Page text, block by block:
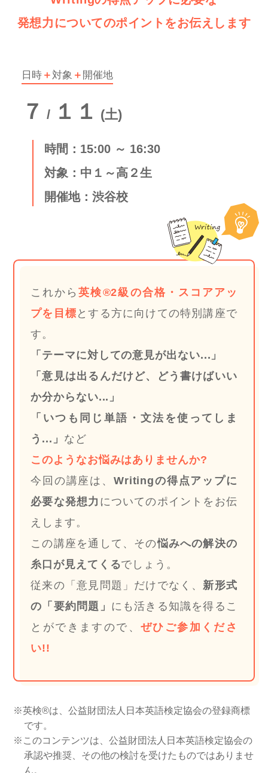
発想力についてのポイントをお伝えします
日時＋ 対象 ＋ 開催地
７ / １１ (土)
時間：15:00 ～ 16:30
対象：中１～高２生
開催地：渋谷校
これから英検®2級の合格・スコアアッ
プを目標 とする方に向けての特別講座で
す。
「テーマに対しての意見が出ない...」
「意見は出るんだけど、どう書けばいい
か分からない...」
「いつも同じ単語・文法を使ってしま
う...」 など
このようなお悩みはありませんか?
今回の講座は、 Writingの得点アップに
必要な発想力 についてのポイントをお伝
えします。
この講座を通して、その悩みへの解決の
糸口が見えてくるでしょう。
従来の「意見問題」だけでなく、新形式
の「要約問題」 にも活きる知識を得るこ
とができますので、 ぜひご参加くださ
い!!
英検®は、公益財団法人日本英語検定協会の登録商標
です。
このコンテンツは、公益財団法人日本英語検定協会の
承認や推奨、その他の検討を受けたものではありませ
ん。